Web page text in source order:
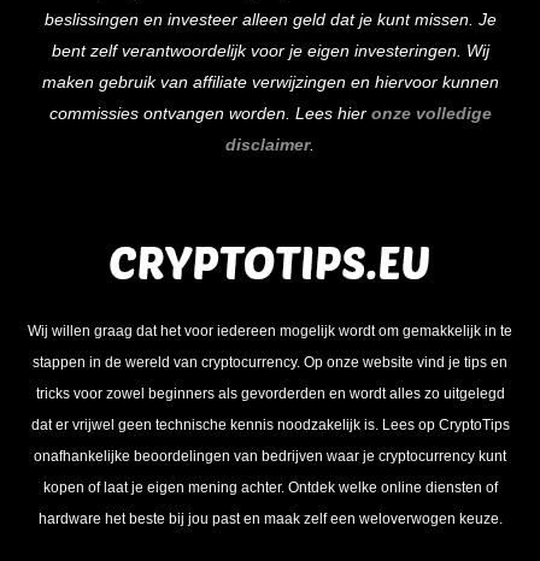
beslissingen en investeer alleen geld dat je kunt missen. Je
bent zelf verantwoordelijk voor je eigen investeringen. Wij
maken gebruik van affiliate verwijzingen en hiervoor kunnen
commissies ontvangen worden. Lees hier onze volledige
disclaimer.
Wij willen graag dat het voor iedereen mogelijk wordt om gemakkelijk in te
stappen in de wereld van cryptocurrency. Op onze website vind je tips en
tricks voor zowel beginners als gevorderden en wordt alles zo uitgelegd
dat er vrijwel geen technische kennis noodzakelijk is. Lees op CryptoTips
onafhankelijke beoordelingen van bedrijven waar je cryptocurrency kunt
kopen of laat je eigen mening achter. Ontdek welke online diensten of
hardware het beste bij jou past en maak zelf een weloverwogen keuze.